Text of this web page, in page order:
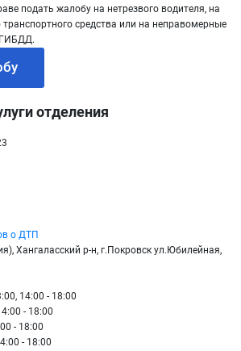
подать жалобу на нетрезвого водителя, на
средства или на неправомерные
ГИБДД.
отделения
о ДТП
Хангаласский р-н, г.Покровск ул.Юбилейная,
14:00 - 18:00
- 18:00
- 18:00
- 18:00